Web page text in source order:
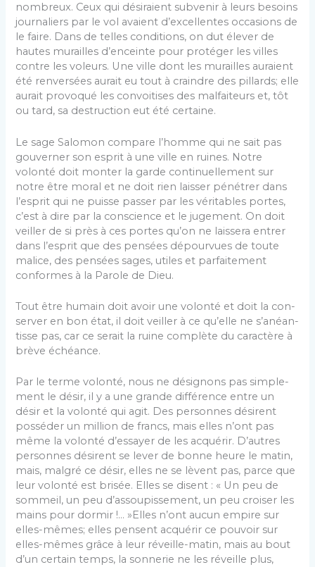
nom­breux. Ceux qui désiraient subvenir à leurs besoins
journaliers par le vol avaient d’excellentes occasions de
le faire. Dans de telles conditions, on dut élever de
hautes murailles d’enceinte pour protéger les villes
contre les voleurs. Une ville dont les murailles auraient
été renversées aurait eu tout à craindre des pillards; elle
aurait provoqué les convoitises des malfaiteurs et, tôt
ou tard, sa destruction eut été certaine.
Le sage Salomon compare l’homme qui ne sait pas
gouverner son esprit à une ville en ruines. Notre
volonté doit monter la garde continuellement sur
notre être moral et ne doit rien laisser pénétrer dans
l’esprit qui ne puisse passer par les véritables portes,
c’est à dire par la conscience et le jugement. On doit
veiller de si près à ces portes qu’on ne laissera entrer
dans l’esprit que des pensées dépourvues de toute
malice, des pensées sages, utiles et parfaitement
conformes à la Parole de Dieu.
Tout être humain doit avoir une volonté et doit la con­
server en bon état, il doit veiller à ce qu’elle ne s’anéan­
tisse pas, car ce serait la ruine complète du caractère à
brève échéance.
Par le terme volonté, nous ne désignons pas simple­
ment le désir, il y a une grande différence entre un
désir et la volonté qui agit. Des personnes désirent
pos­séder un million de francs, mais elles n’ont pas
même la volonté d’essayer de les acquérir. D’autres
personnes désirent se lever de bonne heure le matin,
mais, malgré ce désir, elles ne se lèvent pas, parce que
leur volonté est brisée. Elles se disent : « Un peu de
sommeil, un peu d’assoupissement, un peu croiser les
mains pour dormir !… »Elles n’ont aucun empire sur
elles-mêmes; elles pensent acquérir ce pouvoir sur
elles-mêmes grâce à leur réveille-matin, mais au bout
d’un certain temps, la sonnerie ne les réveille plus,